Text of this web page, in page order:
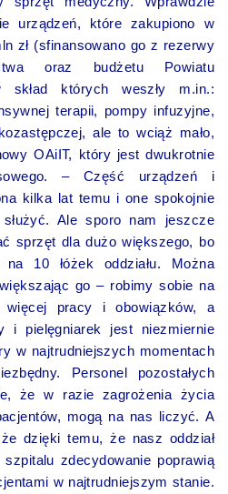
urządzeń, które zakupiono w
zł (sfinansowano go z rezerwy
oraz budżetu Powiatu
skład których weszły m.in.:
terapii, pompy infuzyjne,
ale to wciąż mało,
OAiIT, który jest dwukrotnie
– Część urządzeń i
kilka lat temu i one spokojnie
Ale sporo nam jeszcze
sprzęt dla dużo większego, bo
na 10 łóżek oddziału. Można
go – robimy sobie na
pracy i obowiązków, a
i pielęgniarek jest niezmiernie
w najtrudniejszych momentach
Personel pozostałych
że w razie zagrożenia życia
mogą na nas liczyć. A
dzięki temu, że nasz oddział
zdecydowanie poprawią
w najtrudniejszym stanie.